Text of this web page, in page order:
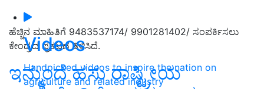
Videos
Handpicked videos to inspire the nation on
agriculture and related industry
ಹೆಚ್ಚಿನ ಮಾಹಿತಿಗೆ 9483537174/ 9901281402/ ಸಂಪರ್ಕಿಸಲು
ಕೇಂದ್ರದ ಪ್ರಕಟಣೆ ತಿಳಿಸಿದೆ.
ಇನ್ಮುಂದೆ ಹಸು ರಾಷ್ಟ್ರೀಯ